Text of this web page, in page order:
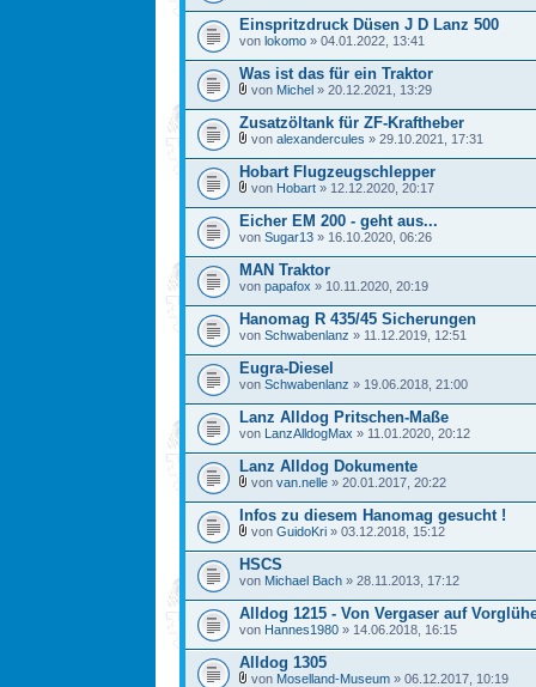
Einspritzdruck Düsen J D Lanz 500
von lokomo » 04.01.2022, 13:41
Was ist das für ein Traktor
von Michel » 20.12.2021, 13:29
Zusatzöltank für ZF-Kraftheber
von alexandercules » 29.10.2021, 17:31
Hobart Flugzeugschlepper
von Hobart » 12.12.2020, 20:17
Eicher EM 200 - geht aus...
von Sugar13 » 16.10.2020, 06:26
MAN Traktor
von papafox » 10.11.2020, 20:19
Hanomag R 435/45 Sicherungen
von Schwabenlanz » 11.12.2019, 12:51
Eugra-Diesel
von Schwabenlanz » 19.06.2018, 21:00
Lanz Alldog Pritschen-Maße
von LanzAlldogMax » 11.01.2020, 20:12
Lanz Alldog Dokumente
von van.nelle » 20.01.2017, 20:22
Infos zu diesem Hanomag gesucht !
von GuidoKri » 03.12.2018, 15:12
HSCS
von Michael Bach » 28.11.2013, 17:12
Alldog 1215 - Von Vergaser auf
von Hannes1980 » 14.06.2018, 16:15
Alldog 1305
von Moselland-Museum » 06.12.2017, 10:19